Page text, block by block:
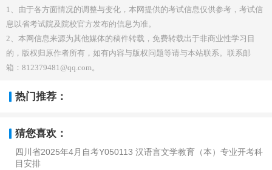
1、由于各方面情况的调整与变化，本网提供的考试信息仅供参考，考试信
息以省考试院及院校官方发布的信息为准。
2、本网信息来源为其他媒体的稿件转载，免费转载出于非商业性学习目
的，版权归原作者所有，如有内容与版权问题等请与本站联系。联系邮
箱：812379481@qq.com。
热门推荐：
猜您喜欢：
四川省2025年4月自考Y050113 汉语言文学教育（本）专业开考科
目安排